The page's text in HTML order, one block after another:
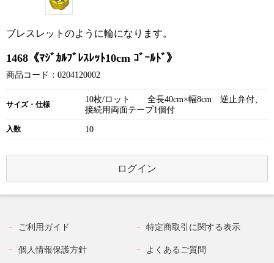
ブレスレットのように輪になります。
1468《ﾏｼﾞｶﾙﾌﾞﾚｽﾚｯﾄ10cm ｺﾞｰﾙﾄﾞ》
商品コード：0204120002
サイズ・仕様
10枚/ロット 全長40cm×幅8cm 逆止弁付、
接続用両面テープ1個付
入数 10
ログイン
ご利用ガイド 特定商取引に関する表示
個人情報保護方針 よくあるご質問